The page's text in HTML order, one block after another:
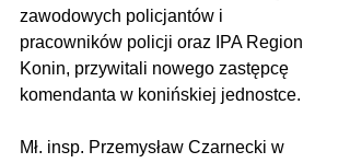
zawodowych policjantów i
pracowników policji oraz IPA Region
Konin, przywitali nowego zastępcę
komendanta w konińskiej jednostce.
Mł. insp. Przemysław Czarnecki w